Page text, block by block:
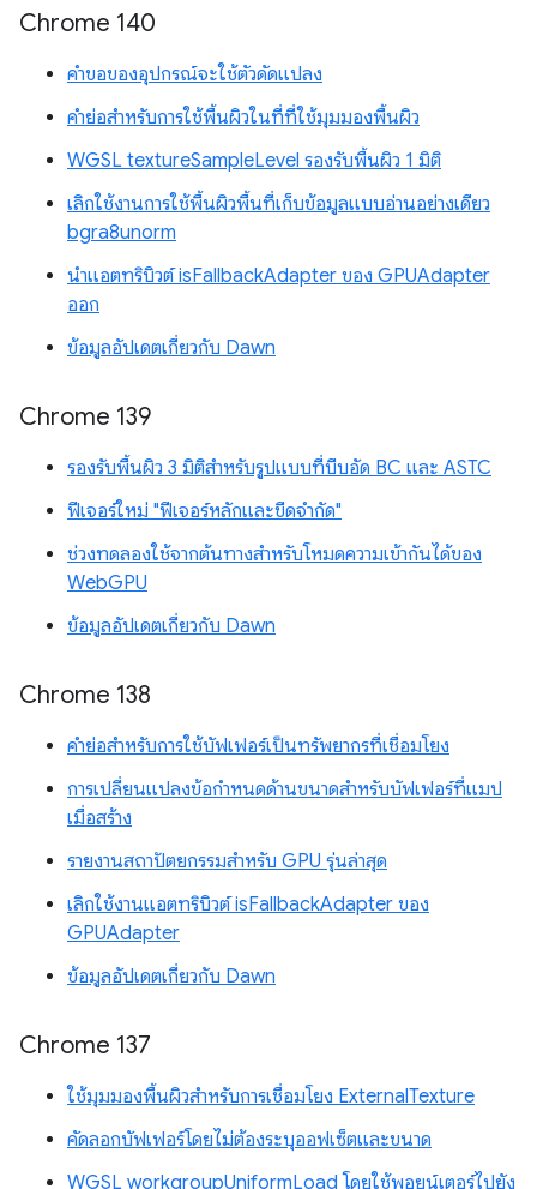
Chrome 140
คำขอของอุปกรณ์จะใช้ตัวดัดแปลง
คำย่อสำหรับการใช้พื้นผิวในที่ที่ใช้มุมมองพื้นผิว
WGSL textureSampleLevel รองรับพื้นผิว 1 มิติ
เลิกใช้งานการใช้พื้นผิวพื้นที่เก็บข้อมูลแบบอ่านอย่างเดียว
bgra8unorm
นำแอตทริบิวต์ isFallbackAdapter ของ GPUAdapter
ออก
ข้อมูลอัปเดตเกี่ยวกับ Dawn
Chrome 139
รองรับพื้นผิว 3 มิติสำหรับรูปแบบที่บีบอัด BC และ ASTC
ฟีเจอร์ใหม่ "ฟีเจอร์หลักและขีดจำกัด"
ช่วงทดลองใช้จากต้นทางสำหรับโหมดความเข้ากันได้ของ
WebGPU
ข้อมูลอัปเดตเกี่ยวกับ Dawn
Chrome 138
คำย่อสำหรับการใช้บัฟเฟอร์เป็นทรัพยากรที่เชื่อมโยง
การเปลี่ยนแปลงข้อกำหนดด้านขนาดสำหรับบัฟเฟอร์ที่แมป
เมื่อสร้าง
รายงานสถาปัตยกรรมสำหรับ GPU รุ่นล่าสุด
เลิกใช้งานแอตทริบิวต์ isFallbackAdapter ของ
GPUAdapter
ข้อมูลอัปเดตเกี่ยวกับ Dawn
Chrome 137
ใช้มุมมองพื้นผิวสำหรับการเชื่อมโยง ExternalTexture
คัดลอกบัฟเฟอร์โดยไม่ต้องระบุออฟเซ็ตและขนาด
WGSL workgroupUniformLoad โดยใช้พอยน์เตอร์ไปยัง